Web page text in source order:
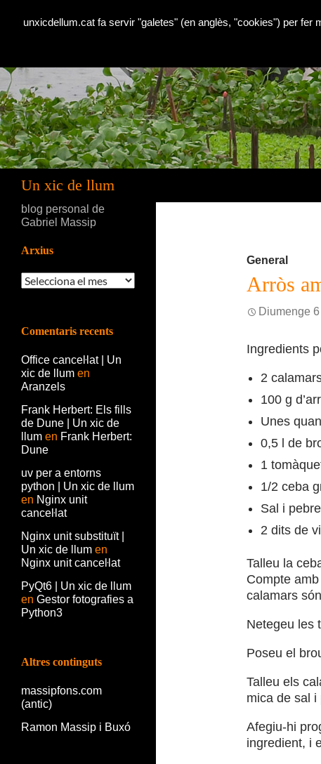
Un xic de llum
General
Arròs
Diumenge
Ingredients
2
100 g
Unes
0,5 l de
1
1/2 ceba
Sal i pebre
2 dits de
Talleu la
Compte
calamars
Netegeu les
Poseu el
Talleu els
mica de sal i
Afegiu-hi
ingredient, i
blog personal de
Gabriel Massip
Arxius
Arxius
Comentaris recents
Office canceŀlat | Un
xic de llum en
Aranzels
Frank Herbert: Els fills
de Dune | Un xic de
llum en Frank Herbert:
Dune
uv per a entorns
python | Un xic de llum
en Nginx unit
canceŀlat
Nginx unit substituït |
Un xic de llum en
Nginx unit canceŀlat
PyQt6 | Un xic de llum
en Gestor fotografies a
Python3
Altres continguts
massipfons.com
(antic)
Ramon Massip i Buxó
unxicdellum.cat fa servir "galetes" (en anglès, "cookies") per